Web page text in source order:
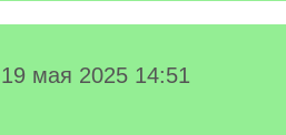
19 мая 2025 14:51